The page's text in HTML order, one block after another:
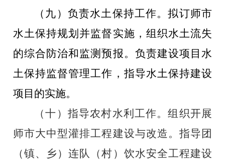
（九）负责水土保持工作。拟订师市
水土保持规划并监督实施，组织水土流失
的综合防治和监测预报。负责建设项目水
土保持监督管理工作，指导水土保持建设
项目的实施。
（十）指导农村水利工作。组织开展
师市大中型灌排工程建设与改造。指导团
（镇、乡）连队（村）饮水安全工程建设